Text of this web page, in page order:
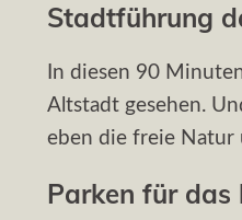
Stadtführung
In diesen 90
Altstadt gesehen.
eben die freie Natur
Parken für das